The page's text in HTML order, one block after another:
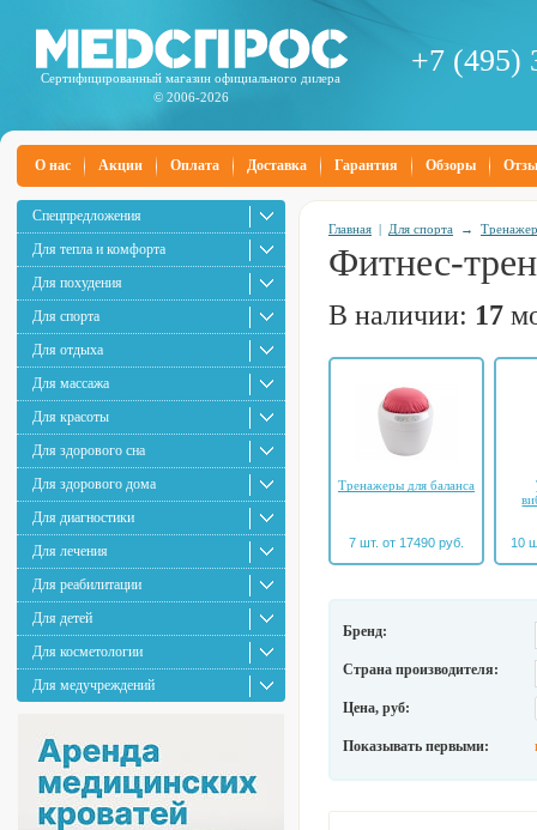
Сертифицированный магазин официального дилера
© 2006-2026
+7 (495)
О нас Акции Оплата Доставка Гарантия Обзоры
Спецпредложения
Для тепла и комфорта
Для похудения
Для спорта
Для отдыха
Для массажа
Для красоты
Для здорового сна
Для здорового дома
Для диагностики
Для лечения
Для реабилитации
Для детей
Для косметологии
Для медучреждений
Главная | Для спорта →
Фитнес-
В наличии: 17
Тренажеры для баланса
7 шт. от 17490 руб. 10
Бренд:
Страна производителя:
Цена, руб:
Показывать первыми: